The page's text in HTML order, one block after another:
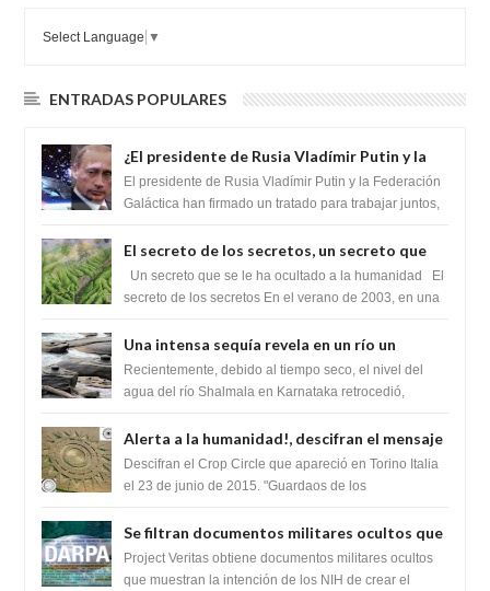
Select Language ▼
ENTRADAS POPULARES
¿El presidente de Rusia Vladímir Putin y la
Federación Galactica han firmado un
tratado para acabar con los Sionistas?
El presidente de Rusia Vladímir Putin y la Federación
Galáctica han firmado un tratado para trabajar juntos,
El secreto de los secretos, un secreto que
cambiaría por completo el destino de la
humanidad
Un secreto que se le ha ocultado a la humanidad El
secreto de los secretos En el verano de 2003, en una
Una intensa sequía revela en un río un
impresionante hallazgo de miles de Shiva
Lingas
Recientemente, debido al tiempo seco, el nivel del
agua del río Shalmala en Karnataka retrocedió,
Alerta a la humanidad!, descifran el mensaje
del Crop Circle de Torino ,Italia
Descifran el Crop Circle que apareció en Torino Italia
el 23 de junio de 2015. "Guardaos de los
Se filtran documentos militares ocultos que
muestran la intención de los NIH de crear el
SARS-CoV-2, utilizando la investigación de
Project Veritas obtiene documentos militares ocultos
que muestran la intención de los NIH de crear el